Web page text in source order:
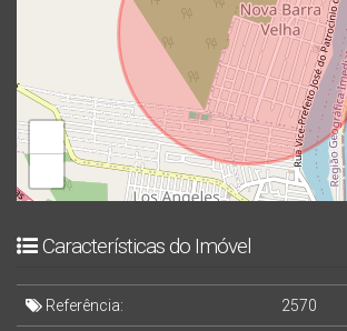
Características do Imóvel
Referência: 2570